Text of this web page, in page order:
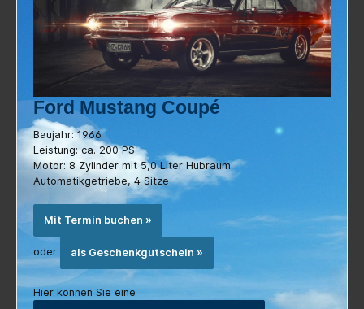
Ford Mustang Coupé
Baujahr: 1966
Leistung: ca. 200 PS
Motor: 8 Zylinder mit 5,0 Liter Hubraum
Automatikgetriebe, 4 Sitze
Mit Termin buchen »
oder als Geschenkgutschein »
Hier können Sie eine